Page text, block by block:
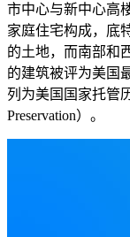
市中心与新中心高
家庭住宅构成，底
的土地，而南部和
的建筑被评为美国
列为美国国家托管
Preservation）。